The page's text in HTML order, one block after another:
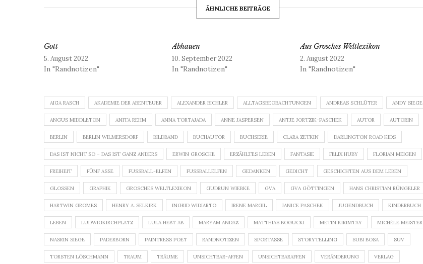
ÄHNLICHE BEITRÄGE
Gott
5. August 2022
In "Randnotizen"
Abhauen
10. September 2022
In "Randnotizen"
Aus Grosches Weltlexikon
2. August 2022
In "Randnotizen"
AIGA RASCH AKADEMIE DER ABENTEUER ALEXANDER BICHLER ALLTAGSBEOBACHTUNGEN ANDREAS SCHLÜTER ANDY SIEGE
ANGUS MIDDLETON ANITA REHM ANNA TORTAJADA ANNE JASPERSEN ANTJE JORTZIK-PASCHEK AUTOR AUTORIN
BERLIN BERLIN WILMERSDORF BILDBAND BUCHAUTOR BUCHSERIE CLARA ZETKIN DARLINGTON ROAD KIDS
DAS IST NICHT SO – DAS IST GANZ ANDERS ERWIN GROSCHE ERZÄHLTES LEBEN FANTASIE FELIX HUBY FLORIAN MEIGEN
FREIHEIT FÜNF ASSE FUSSBALL-ELFEN FUSSBALLELFEN GEDANKEN GEDICHT GESCHICHTEN AUS DEM LEBEN
GLOSSEN GRAPHIK GROSCHES WELTLEXIKON GUDRUN WIEBKE GVA GVA GÖTTINGEN HANS CHRISTIAN RÜNGELER
HARTWIN GROMES HENRY A. SELKIRK INGRID WIDIARTO IRENE MARGIL JANICE PASCHEK JUGENDBUCH KINDERBUCH
LEBEN LUDWIGKIRCHPLATZ LULA HEBT AB MARYAM ANDAZ MATTHIAS BOGUCKI METIN KIRIMTAY MICHÈLE MEISTER
NASRIN SIEGE PADERBORN PAINTRESS POET RANDNOTIZEN SPORTASSE STORYTELLING SUBI BOSA SUV
TORSTEN LÖSCHMANN TRAUM TRÄUME UNSICHTBAR-AFFEN UNSICHTBARAFFEN VERÄNDERUNG VERLAG